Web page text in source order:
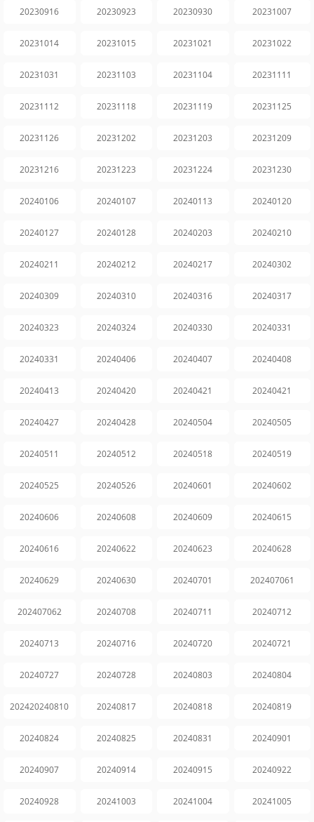
20230916 20230923 20230930 20231007
20231014 20231015 20231021 20231022
20231031 20231103 20231104 20231111
20231112 20231118 20231119 20231125
20231126 20231202 20231203 20231209
20231216 20231223 20231224 20231230
20240106 20240107 20240113 20240120
20240127 20240128 20240203 20240210
20240211 20240212 20240217 20240302
20240309 20240310 20240316 20240317
20240323 20240324 20240330 20240331
20240331 20240406 20240407 20240408
20240413 20240420 20240421 20240421
20240427 20240428 20240504 20240505
20240511 20240512 20240518 20240519
20240525 20240526 20240601 20240602
20240606 20240608 20240609 20240615
20240616 20240622 20240623 20240628
20240629 20240630 20240701 202407061
202407062 20240708 20240711 20240712
20240713 20240716 20240720 20240721
20240727 20240728 20240803 20240804
202420240810 20240817 20240818 20240819
20240824 20240825 20240831 20240901
20240907 20240914 20240915 20240922
20240928 20241003 20241004 20241005